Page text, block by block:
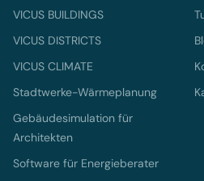
VICUS BUILDINGS
VICUS DISTRICTS
VICUS CLIMATE
Stadtwerke-Wärmeplanung
Gebäudesimulation für
Architekten
Software für Energieberater